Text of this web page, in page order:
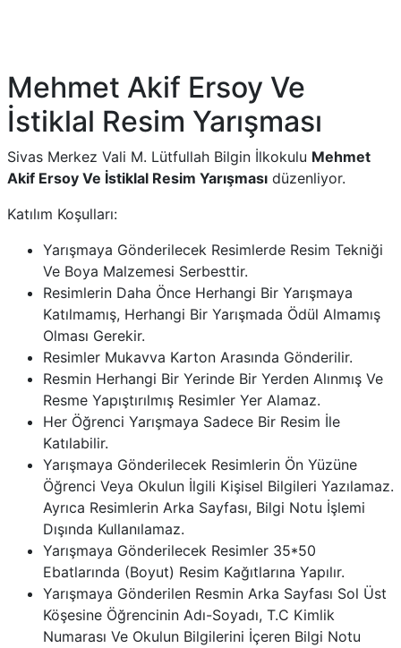
Mehmet Akif Ersoy Ve
İstiklal Resim Yarışması
Sivas Merkez Vali M. Lütfullah Bilgin İlkokulu Mehmet
Akif Ersoy Ve İstiklal Resim Yarışması düzenliyor.
Katılım Koşulları:
Yarışmaya Gönderilecek Resimlerde Resim Tekniği
Ve Boya Malzemesi Serbesttir.
Resimlerin Daha Önce Herhangi Bir Yarışmaya
Katılmamış, Herhangi Bir Yarışmada Ödül Almamış
Olması Gerekir.
Resimler Mukavva Karton Arasında Gönderilir.
Resmin Herhangi Bir Yerinde Bir Yerden Alınmış Ve
Resme Yapıştırılmış Resimler Yer Alamaz.
Her Öğrenci Yarışmaya Sadece Bir Resim İle
Katılabilir.
Yarışmaya Gönderilecek Resimlerin Ön Yüzüne
Öğrenci Veya Okulun İlgili Kişisel Bilgileri Yazılamaz.
Ayrıca Resimlerin Arka Sayfası, Bilgi Notu İşlemi
Dışında Kullanılamaz.
Yarışmaya Gönderilecek Resimler 35*50
Ebatlarında (Boyut) Resim Kağıtlarına Yapılır.
Yarışmaya Gönderilen Resmin Arka Sayfası Sol Üst
Köşesine Öğrencinin Adı-Soyadı, T.C Kimlik
Numarası Ve Okulun Bilgilerini İçeren Bilgi Notu